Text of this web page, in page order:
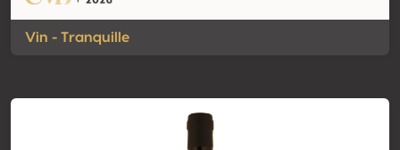
Vin - Tranquille